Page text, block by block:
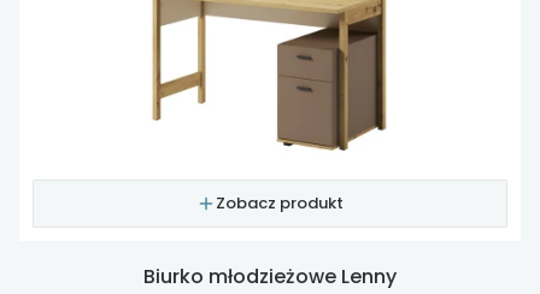
Zobacz produkt
Biurko młodzieżowe Lenny